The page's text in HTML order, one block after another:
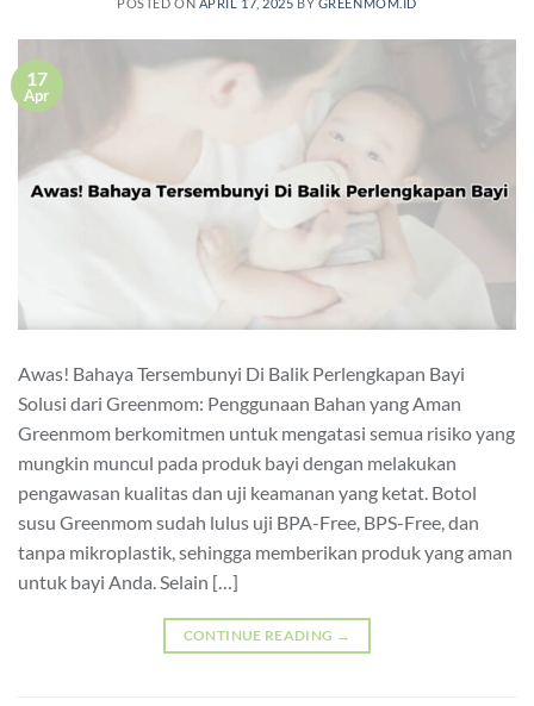
POSTED ON APRIL 17, 2025 BY GREENMOM.ID
17
Apr
Awas! Bahaya Tersembunyi Di Balik Perlengkapan Bayi
Solusi dari Greenmom: Penggunaan Bahan yang Aman
Greenmom berkomitmen untuk mengatasi semua risiko yang
mungkin muncul pada produk bayi dengan melakukan
pengawasan kualitas dan uji keamanan yang ketat. Botol
susu Greenmom sudah lulus uji BPA-Free, BPS-Free, dan
tanpa mikroplastik, sehingga memberikan produk yang aman
untuk bayi Anda. Selain […]
CONTINUE READING →